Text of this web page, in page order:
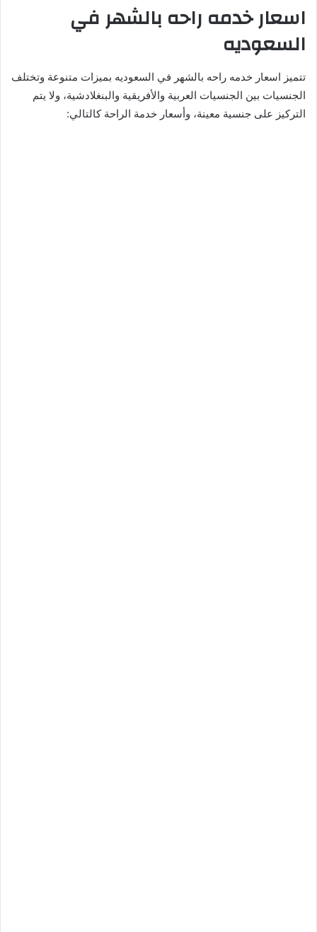
اسعار خدمه راحه بالشهر في
السعوديه
تتميز اسعار خدمه راحه بالشهر في السعوديه بميزات متنوعة وتختلف
الجنسيات بين الجنسيات العربية والأفريقية والبنغلادشية، ولا يتم
التركيز على جنسية معينة، وأسعار خدمة الراحة كالتالي: